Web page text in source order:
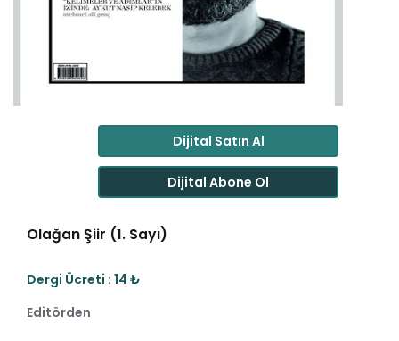
Dijital Satın Al
Dijital Abone Ol
Olağan Şiir (1. Sayı)
Dergi Ücreti : 14 ₺
Editörden